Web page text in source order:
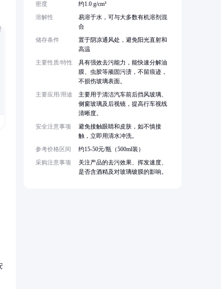
密度
约1.0 g/cm³
溶解性
易溶于水，可与大多数有机溶剂混
合
储存条件
置于阴凉通风处，避免阳光直射和
高温
主要性质/特性
具有强效去污能力，能快速分解油
膜、虫胶等顽固污渍，不留痕迹，
不损伤玻璃表面。
主要应用/用途
主要用于清洁汽车前后挡风玻璃、
侧窗玻璃及后视镜，提高行车视线
清晰度。
安全注意事项
避免接触眼睛和皮肤，如不慎接
触，立即用清水冲洗。
参考价格区间
约15-50元/瓶（500ml装）
采购注意事项
关注产品的去污效果、挥发速度、
是否含酒精及对玻璃镀膜的影响。